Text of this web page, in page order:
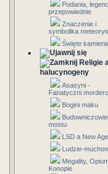
Podania,
przepowiednie
Znaczenie i
symbolika
Święte
Religie
halucynogeny
Asasyni -
Fanatyczni
Bogini maku
Budowniczowie
mostu
LSD a New Age
Ludzie-
Megality,
Konopie